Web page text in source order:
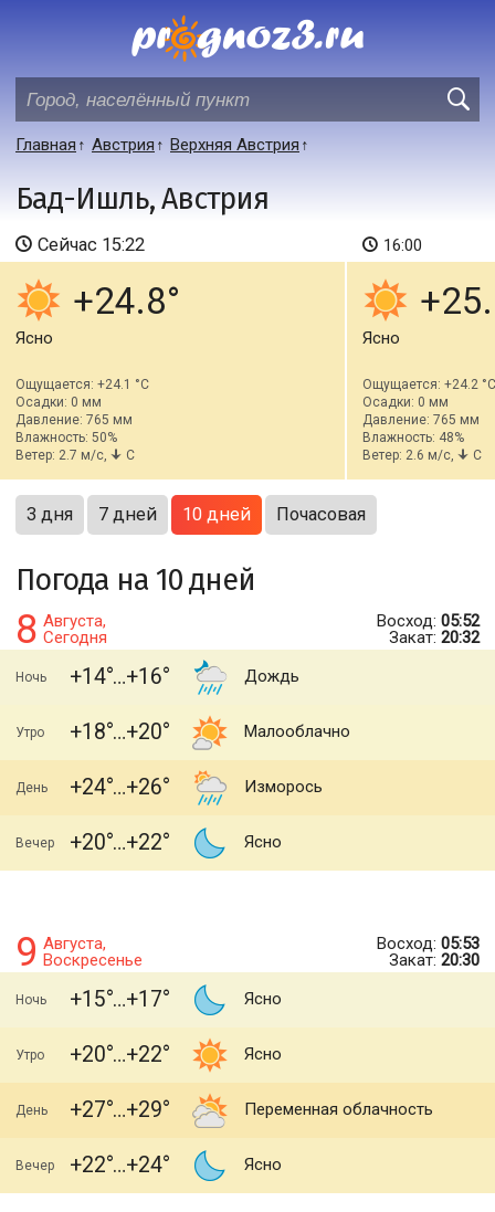
Главная Австрия Верхняя Австрия
Бад-Ишль, Австрия
Сейчас 15:22
+24.8
Ясно
Ощущается: +24.1 °C
Осадки: 0 мм
Давление: 765 мм
Влажность: 50%
Ветер: 2.7 м/с,
С
16:00
Ясно
Ощущается: +24.2 °C
Осадки: 0 мм
Давление: 765 мм
Влажность: 48%
Ветер: 2.6 м/с,
С
3 дня 7 дней 10 дней Почасовая
Погода на 10 дней
8 Августа,
Сегодня
Восход: 05:52
Закат: 20:32
Ночь +14 +16 Дождь
Утро +18 +20 Малооблачно
День +24 +26 Изморось
Вечер +20 +22 Ясно
9 Августа,
Воскресенье
Восход: 05:53
Закат: 20:30
Ночь +15 +17 Ясно
Утро +20 +22 Ясно
День +27 +29 Переменная облачность
Вечер +22 +24 Ясно